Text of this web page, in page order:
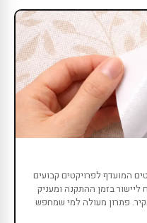
המועדף לפרויקטים קבועים
ליישור בזמן ההתקנה ומעניק
פתרון מעולה למי שמחפש